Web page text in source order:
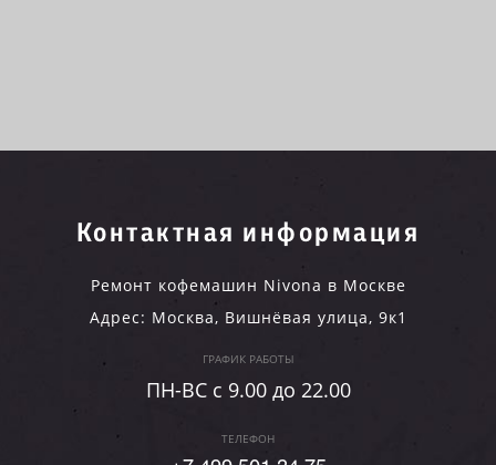
Контактная информация
Ремонт кофемашин Nivona в Москве
Адрес: Москва, Вишнёвая улица, 9к1
ГРАФИК РАБОТЫ
ПН-ВC c 9.00 до 22.00
ТЕЛЕФОН